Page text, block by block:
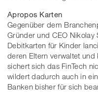
Apropos Karten
Gegenüber dem
Gründer und CEO Nikolay
Debitkarten für Kinder
deren Eltern verwaltet
sichert sich das FinTech
wildert dadurch auch in
Banken bisher für sich